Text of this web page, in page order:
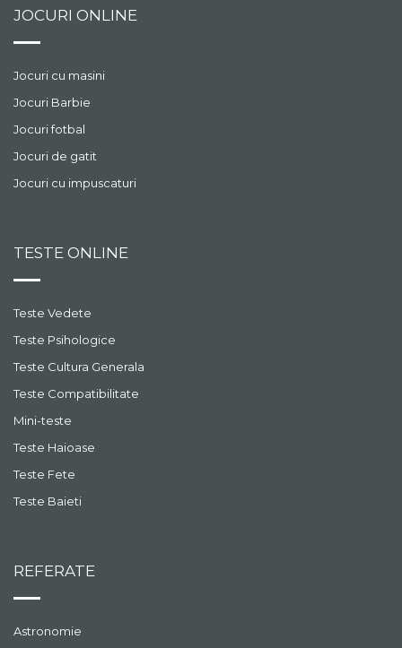
JOCURI ONLINE
Jocuri cu masini
Jocuri Barbie
Jocuri fotbal
Jocuri de gatit
Jocuri cu impuscaturi
TESTE ONLINE
Teste Vedete
Teste Psihologice
Teste Cultura Generala
Teste Compatibilitate
Mini-teste
Teste Haioase
Teste Fete
Teste Baieti
REFERATE
Astronomie